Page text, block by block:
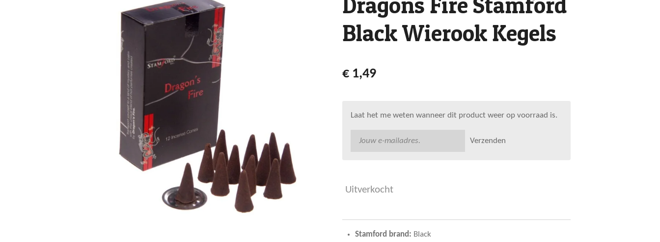
Black Wierook Kegels
€ 1,49
Laat het me weten wanneer dit product weer op voorraad is.
Verzenden
Uitverkocht
Stamford brand: Black